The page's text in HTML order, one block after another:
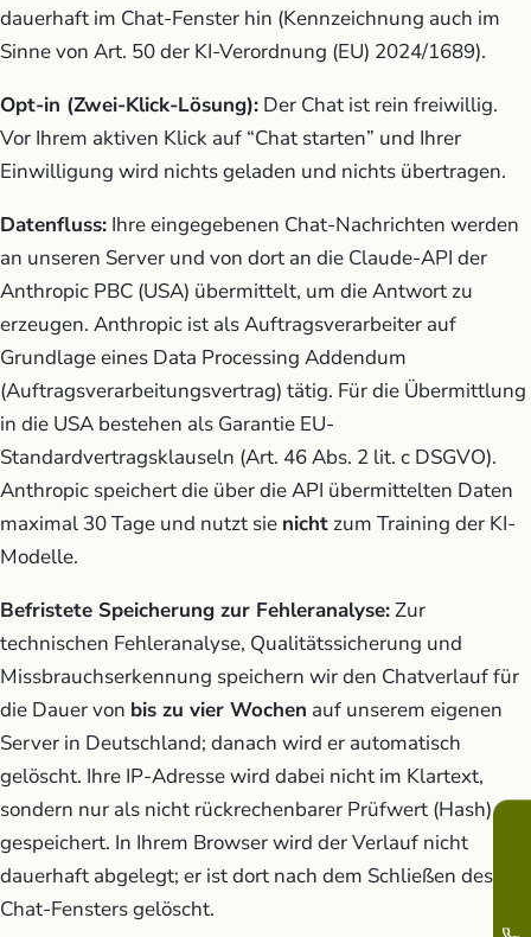
dauerhaft im Chat-Fenster hin (Kennzeichnung auch im
Sinne von Art. 50 der KI-Verordnung (EU) 2024/1689).
Opt-in (Zwei-Klick-Lösung): Der Chat ist rein freiwillig.
Vor Ihrem aktiven Klick auf “Chat starten” und Ihrer
Einwilligung wird nichts geladen und nichts übertragen.
Datenfluss: Ihre eingegebenen Chat-Nachrichten werden
an unseren Server und von dort an die Claude-API der
Anthropic PBC (USA) übermittelt, um die Antwort zu
erzeugen. Anthropic ist als Auftragsverarbeiter auf
Grundlage eines Data Processing Addendum
(Auftragsverarbeitungsvertrag) tätig. Für die Übermittlung
in die USA bestehen als Garantie EU-
Standardvertragsklauseln (Art. 46 Abs. 2 lit. c DSGVO).
Anthropic speichert die über die API übermittelten Daten
maximal 30 Tage und nutzt sie nicht zum Training der KI-
Modelle.
Befristete Speicherung zur Fehleranalyse:Zur
technischen Fehleranalyse, Qualitätssicherung und
Missbrauchserkennung speichern wir den Chatverlauf für
die Dauer von bis zu vier Wochen auf unserem eigenen
Server in Deutschland; danach wird er automatisch
gelöscht. Ihre IP-Adresse wird dabei nicht im Klartext,
sondern nur als nicht rückrechenbarer Prüfwert (Hash)
gespeichert. In Ihrem Browser wird der Verlauf nicht
dauerhaft abgelegt; er ist dort nach dem Schließen des
Chat-Fensters gelöscht.